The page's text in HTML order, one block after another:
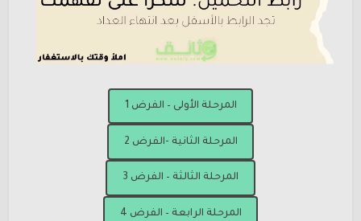
المرحلة الأولى – الفرض 1
المرحلة الثانية -الفرض 2
المرحلة الثالثة – الفرض 3
المرحلة الرابعة – الفرض 4